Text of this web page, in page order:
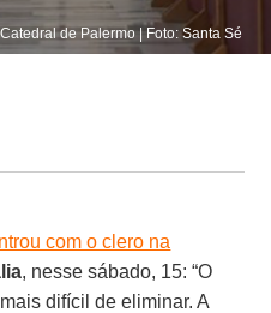
de Palermo | Foto: Santa Sé
com o clero na
, nesse sábado, 15: “O
difícil de eliminar. A